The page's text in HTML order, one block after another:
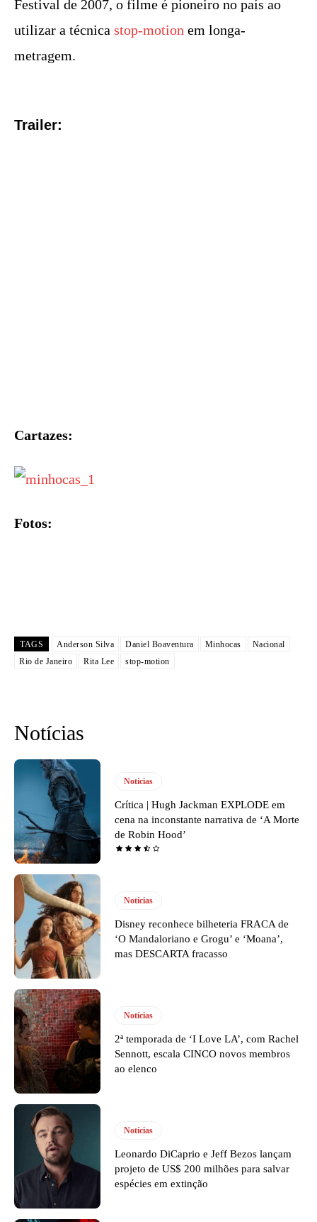
Festival de 2007, o filme é pioneiro no país ao
utilizar a técnica stop-motion em longa-
metragem.
Trailer:
Cartazes:
Fotos:
TAGS Anderson Silva Daniel Boaventura Minhocas
Nacional
Rio de Janeiro
Rita Lee stop-motion
Notícias
Notícias
Crítica | Hugh Jackman EXPLODE em
cena na inconstante narrativa de ‘A Morte
de Robin Hood’
Notícias
Disney reconhece bilheteria FRACA de
‘O Mandaloriano e Grogu’ e ‘Moana’,
mas DESCARTA fracasso
Notícias
2ª temporada de ‘I Love LA’, com Rachel
Sennott, escala CINCO novos membros
ao elenco
Notícias
Leonardo DiCaprio e Jeff Bezos lançam
projeto de US$ 200 milhões para salvar
espécies em extinção